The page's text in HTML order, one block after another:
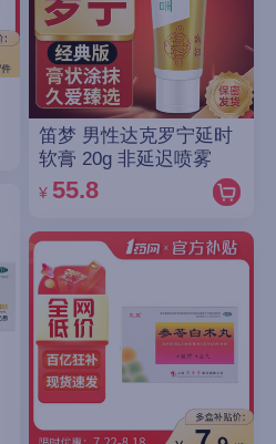
笛梦 男性达克罗宁延时
软膏 20g 非延迟喷雾
¥ 55.8